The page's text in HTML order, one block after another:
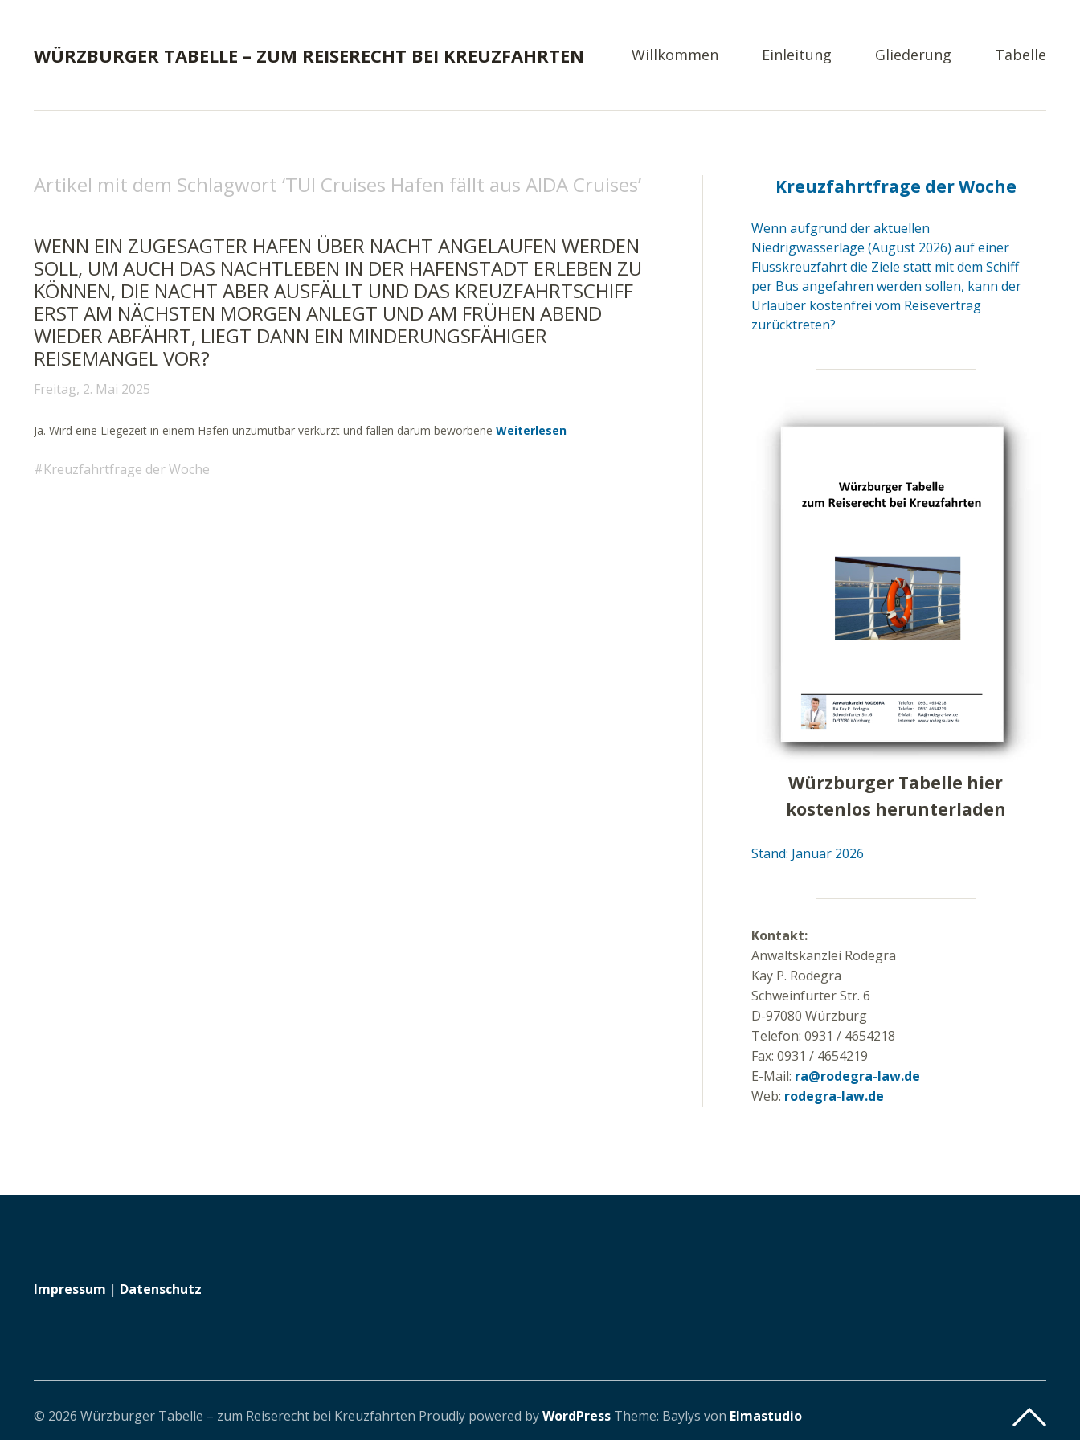
WÜRZBURGER TABELLE – ZUM REISERECHT BEI KREUZFAHRTEN Willkommen Einleitung Gliederung Tabelle
Artikel mit dem Schlagwort ‘TUI Cruises Hafen fällt aus AIDA Cruises’
WENN EIN ZUGESAGTER HAFEN ÜBER NACHT ANGELAUFEN WERDEN
SOLL, UM AUCH DAS NACHTLEBEN IN DER HAFENSTADT ERLEBEN ZU
KÖNNEN, DIE NACHT ABER AUSFÄLLT UND DAS KREUZFAHRTSCHIFF
ERST AM NÄCHSTEN MORGEN ANLEGT UND AM FRÜHEN ABEND
WIEDER ABFÄHRT, LIEGT DANN EIN MINDERUNGSFÄHIGER
REISEMANGEL VOR?
Freitag, 2. Mai 2025
Ja. Wird eine Liegezeit in einem Hafen unzumutbar verkürzt und fallen darum beworbene Weiterlesen
Kreuzfahrtfrage der Woche
Kreuzfahrtfrage der Woche
Wenn aufgrund der aktuellen
Niedrigwasserlage (August 2026) auf einer
Flusskreuzfahrt die Ziele statt mit dem Schiff
per Bus angefahren werden sollen, kann der
Urlauber kostenfrei vom Reisevertrag
zurücktreten?
Würzburger Tabelle hier
kostenlos herunterladen
Stand: Januar 2026
Kontakt:
Anwaltskanzlei Rodegra
Kay P. Rodegra
Schweinfurter Str. 6
D-97080 Würzburg
Telefon: 0931 / 4654218
Fax: 0931 / 4654219
E-Mail: ra@rodegra-law.de
Web: rodegra-law.de
Impressum | Datenschutz
© 2026 Würzburger Tabelle – zum Reiserecht bei Kreuzfahrten Proudly powered byWordPress Theme: Baylys von Elmastudio